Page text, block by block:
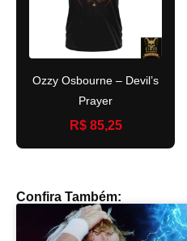
Ozzy Osbourne – Devil’s
Prayer
R$ 85,25
Confira Também: